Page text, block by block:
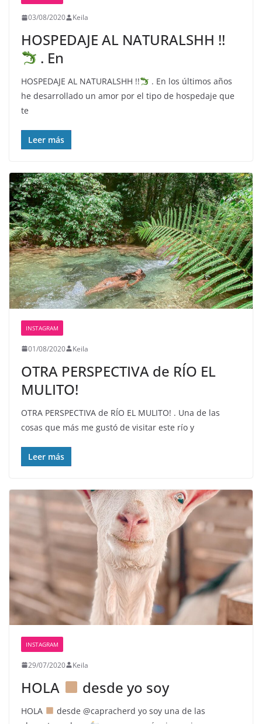
03/08/2020 Keila
HOSPEDAJE AL NATURALSHH !!
. En
HOSPEDAJE AL NATURALSHH !!
. En los últimos años
he desarrollado un amor por el tipo de hospedaje que
te
Leer más
INSTAGRAM
01/08/2020 Keila
OTRA PERSPECTIVA de RÍO EL
MULITO!
OTRA PERSPECTIVA de RÍO EL MULITO! . Una de las
cosas que más me gustó de visitar este río y
Leer más
INSTAGRAM
29/07/2020 Keila
HOLA desde yo soy
HOLA
desde @capracherd yo soy una de las